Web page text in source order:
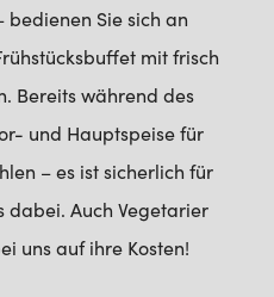
bedienen Sie sich an
mit frisch
Bereits während des
und Hauptspeise für
– es ist sicherlich für
dabei. Auch Vegetarier
uns auf ihre Kosten!